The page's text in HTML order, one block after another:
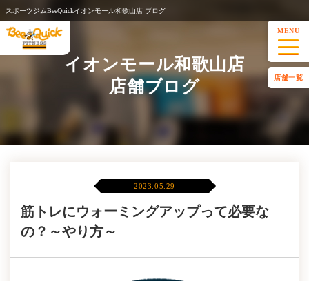
スポーツジムBeeQuickイオンモール和歌山店 ブログ
MENU
店舗一覧
イオンモール和歌山店
店舗ブログ
2023.05.29
筋トレにウォーミングアップって必要な
の？～やり方～